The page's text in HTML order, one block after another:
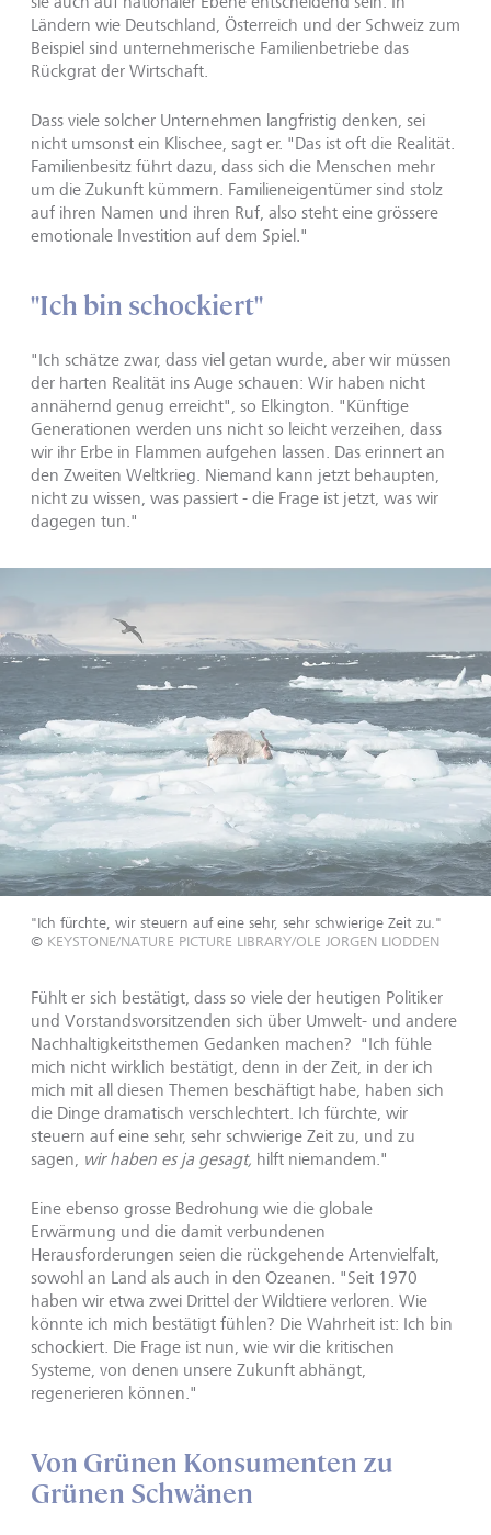
Ländern wie Deutschland, Österreich und der Schweiz zum
Beispiel sind unternehmerische Familienbetriebe das
Rückgrat der Wirtschaft.
Dass viele solcher Unternehmen langfristig denken, sei
nicht umsonst ein Klischee, sagt er. "Das ist oft die Realität.
Familienbesitz führt dazu, dass sich die Menschen mehr
um die Zukunft kümmern. Familieneigentümer sind stolz
auf ihren Namen und ihren Ruf, also steht eine grössere
emotionale Investition auf dem Spiel."
"Ich bin schockiert"
"Ich schätze zwar, dass viel getan wurde, aber wir müssen
der harten Realität ins Auge schauen: Wir haben nicht
annähernd genug erreicht", so Elkington. "Künftige
Generationen werden uns nicht so leicht verzeihen, dass
wir ihr Erbe in Flammen aufgehen lassen. Das erinnert an
den Zweiten Weltkrieg. Niemand kann jetzt behaupten,
nicht zu wissen, was passiert - die Frage ist jetzt, was wir
dagegen tun."
"Ich fürchte, wir steuern auf eine sehr, sehr schwierige Zeit zu."
© KEYSTONE/NATURE PICTURE LIBRARY/OLE JORGEN LIODDEN
Fühlt er sich bestätigt, dass so viele der heutigen Politiker
und Vorstandsvorsitzenden sich über Umwelt- und andere
Nachhaltigkeitsthemen Gedanken machen? "Ich fühle
mich nicht wirklich bestätigt, denn in der Zeit, in der ich
mich mit all diesen Themen beschäftigt habe, haben sich
die Dinge dramatisch verschlechtert. Ich fürchte, wir
steuern auf eine sehr, sehr schwierige Zeit zu, und zu
sagen, wir haben es ja gesagt, hilft niemandem."
Eine ebenso grosse Bedrohung wie die globale
Erwärmung und die damit verbundenen
Herausforderungen seien die rückgehende Artenvielfalt,
sowohl an Land als auch in den Ozeanen. "Seit 1970
haben wir etwa zwei Drittel der Wildtiere verloren. Wie
könnte ich mich bestätigt fühlen? Die Wahrheit ist: Ich bin
schockiert. Die Frage ist nun, wie wir die kritischen
Systeme, von denen unsere Zukunft abhängt,
regenerieren können."
Von Grünen Konsumenten zu
Grünen Schwänen